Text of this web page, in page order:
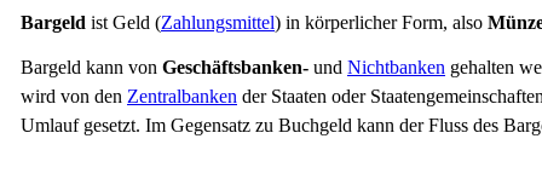
Bargeld ist Geld (Zahlungsmittel) in körperlicher Form, also
Bargeld kann von Geschäftsbanken- und Nichtbanken gehalten
wird von den Zentralbanken der Staaten oder
Umlauf gesetzt. Im Gegensatz zu Buchgeld kann der Fluss des